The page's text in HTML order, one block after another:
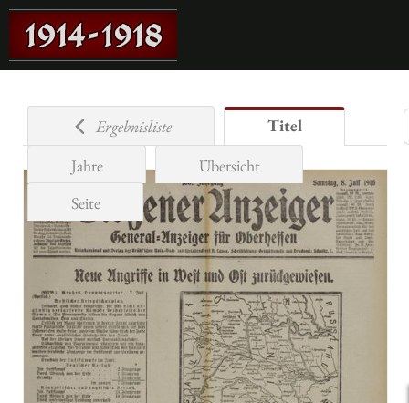
Ergebnisliste
Titel
Jahre
Übersicht
Seite